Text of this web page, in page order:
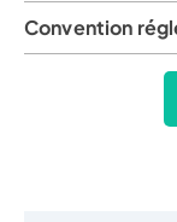
Convention